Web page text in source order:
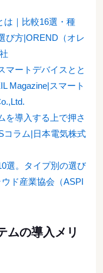
は｜比較16選・種
び方|OREND（オレ
マートデバイスとと
Magazine|スマート
を導入する上で押さ
コラム|日本電気株式
選。タイプ別の選び
ド産業協会（ASPI
ムの導入メリ